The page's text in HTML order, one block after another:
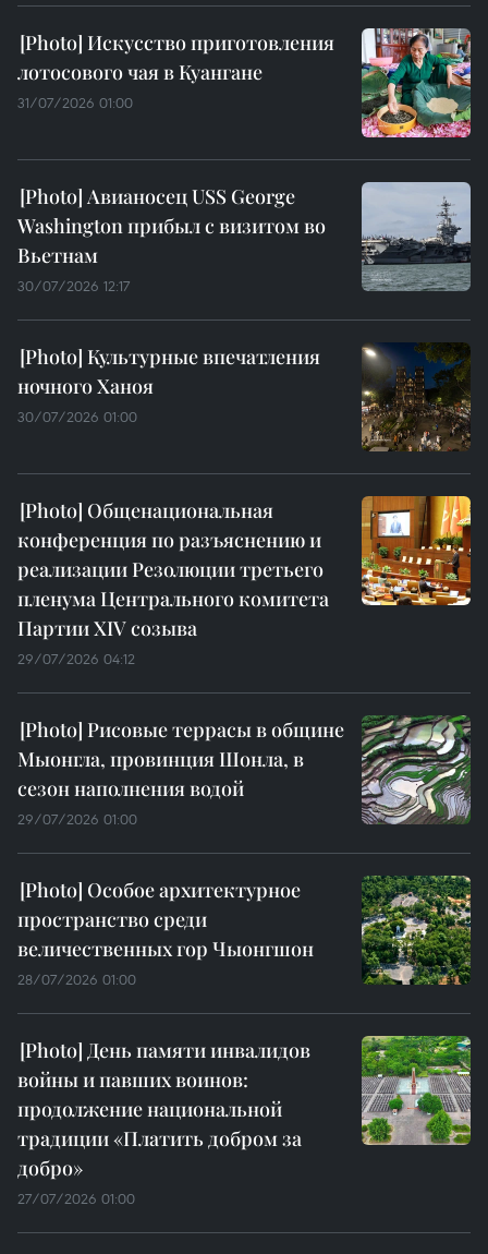
Искусство приготовления
лотосового чая в Куангане
31/07/2026 01:00
Авианосец USS George
Washington прибыл с визитом во
Вьетнам
30/07/2026 12:17
Культурные впечатления
ночного Ханоя
30/07/2026 01:00
Общенациональная
конференция по разъяснению и
реализации Резолюции третьего
пленума Центрального комитета
Партии XIV созыва
29/07/2026 04:12
Рисовые террасы в общине
Мыонгла, провинция Шонла, в
сезон наполнения водой
29/07/2026 01:00
Особое архитектурное
пространство среди
величественных гор Чыонгшон
28/07/2026 01:00
День памяти инвалидов
войны и павших воинов:
продолжение национальной
традиции «Платить добром за
добро»
27/07/2026 01:00